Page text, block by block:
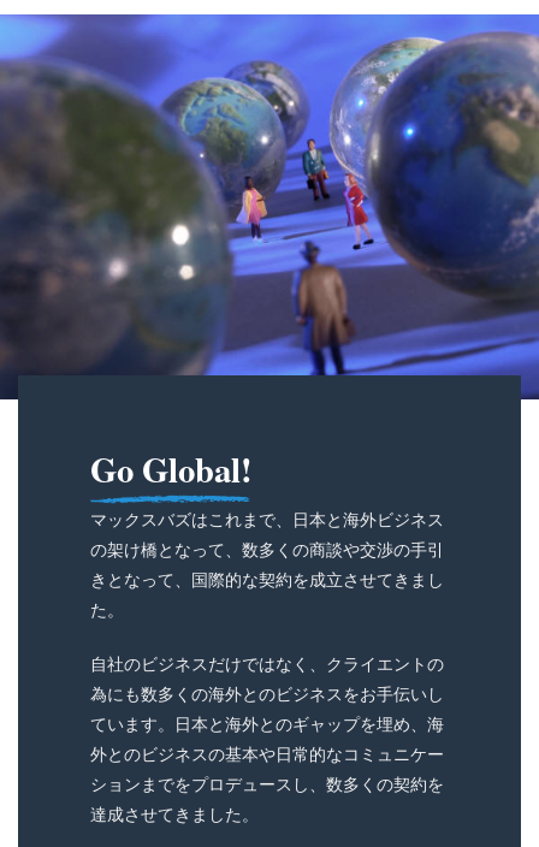
Go Global!
マックスバズはこれまで、日本と海外ビジネス
の架け橋となって、数多くの商談や交渉の手引
きとなって、国際的な契約を成立させてきまし
た。
自社のビジネスだけではなく、クライエントの
為にも数多くの海外とのビジネスをお手伝いし
ています。
日本と海外とのギャップを埋め、海
外とのビジネスの基本や日常的なコミュニケー
ションまでをプロデュースし、数多くの契約を
達成させてきました。